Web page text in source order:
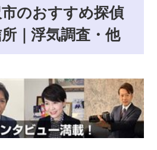
のおすすめ探偵
｜浮気調査・他